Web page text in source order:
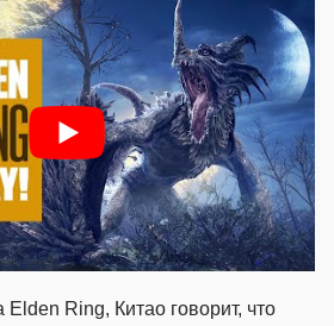
Elden Ring, Китао говорит, что